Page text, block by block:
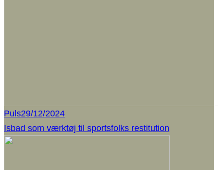
Puls29/12/2024
Isbad som værktøj til sportsfolks restitution